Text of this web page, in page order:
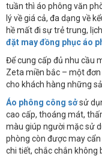
tuần thì áo phông văn
lý về giá cả, đa dạng về
hề mất đi sự trẻ trung,
đặt may đồng phục áo
Để cung cấp đủ nhu cầu
Zeta miền bắc – một
cho khách hàng những
Áo phông công sởsử
cao cấp, thoáng mát,
màu giúp người mặc sử
phòng còn được may
chi tiết, chắc chắn không